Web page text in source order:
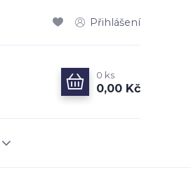
Přihlášení
0 ks
0,00 Kč